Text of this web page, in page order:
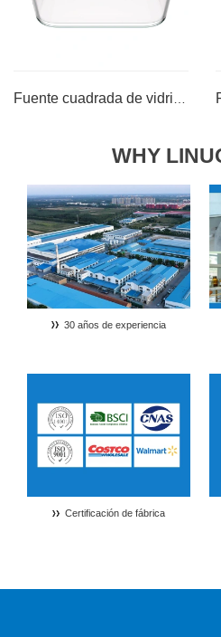
Fuente cuadrada de vidrio para hornear serie Y con tapas de vidrio templado
APRENDE MÁS >>
WHY
30 años de experiencia
Certificación de fábrica